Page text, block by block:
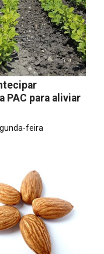
PAC para aliviar
feira